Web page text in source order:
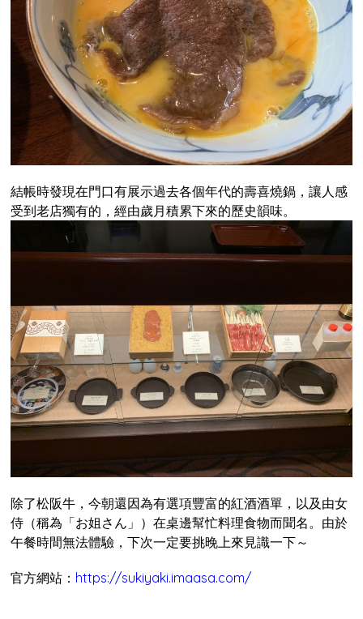
結帳時發現在門口有展示過去各個年代的壽喜燒鍋，讓人感
受到老店獨有的，經由歲月積累下來的歷史韻味。
除了松阪牛，今朝還因為有選項豐富的紅酒酒單，以及由女
侍（稱為「お姐さん」）在桌邊幫忙料理食物而聞名。由於
午餐時間無法體驗，下次一定要挑晚上來見識一下～
官方網站： https://sukiyaki.imaasa.com/